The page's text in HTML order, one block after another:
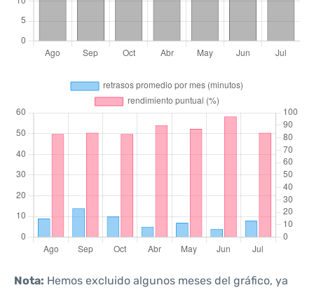
Nota: Hemos excluido algunos meses del gráfico, ya